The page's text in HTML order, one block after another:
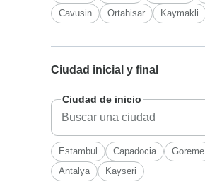
Cavusin
Ortahisar Kaymakli
Ciudad inicial y final
Ciudad de inicio
Estambul Capadocia
Goreme
Antalya
Kayseri